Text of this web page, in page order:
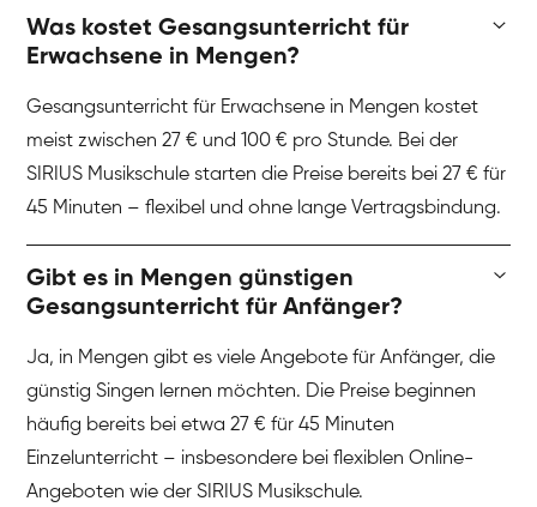
Was kostet Gesangsunterricht für
Erwachsene in Mengen?
Gesangsunterricht für Erwachsene in Mengen kostet
meist zwischen 27 € und 100 € pro Stunde. Bei der
SIRIUS Musikschule starten die Preise bereits bei 27 € für
45 Minuten – flexibel und ohne lange Vertragsbindung.
Gibt es in Mengen günstigen
Gesangsunterricht für Anfänger?
Ja, in Mengen gibt es viele Angebote für Anfänger, die
günstig Singen lernen möchten. Die Preise beginnen
häufig bereits bei etwa 27 € für 45 Minuten
Einzelunterricht – insbesondere bei flexiblen Online-
Angeboten wie der SIRIUS Musikschule.